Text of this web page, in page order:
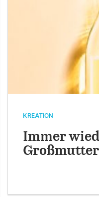
KREATION
Immer